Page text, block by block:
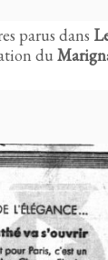
parus dans
du